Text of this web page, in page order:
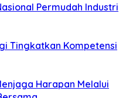
Permudah Industri
Tingkatkan Kompetensi
Harapan Melalui